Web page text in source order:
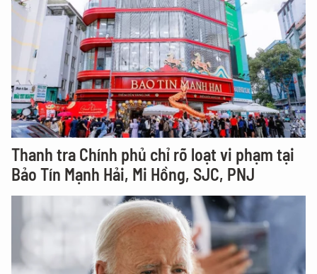
Thanh tra Chính phủ chỉ rõ loạt vi phạm tại
Bảo Tín Mạnh Hải, Mi Hồng, SJC, PNJ